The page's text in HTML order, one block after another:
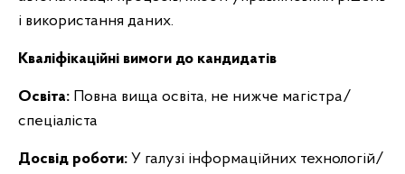
і використання даних.
Кваліфікаційні вимоги до кандидатів
Освіта: Повна вища освіта, не нижче магістра/
спеціаліста
Досвід роботи: У галузі інформаційних технологій/